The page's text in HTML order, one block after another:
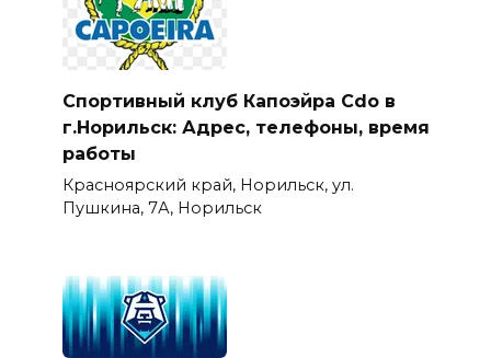
Спортивный клуб Капоэйра Cdo в
г.Норильск: Адрес, телефоны, время
работы
Красноярский край, Норильск, ул.
Пушкина, 7А, Норильск